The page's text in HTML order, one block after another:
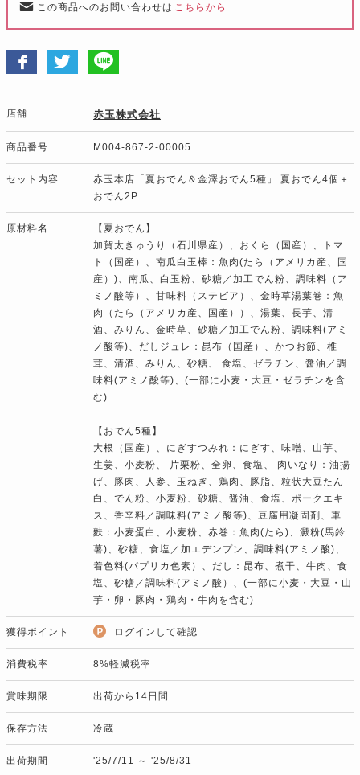
この商品へのお問い合わせは こちらから
店舗 赤玉株式会社
商品番号 M004-867-2-00005
セット内容
赤玉本店「夏おでん＆金澤おでん5種」 夏おでん4個＋
おでん2P
原材料名
【夏おでん】
加賀太きゅうり（石川県産）、おくら（国産）、トマ
ト（国産）、南瓜白玉棒：魚肉(たら（アメリカ産、国
産）)、南瓜、白玉粉、砂糖／加工でん粉、調味料（ア
ミノ酸等）、甘味料（ステビア）、金時草湯葉巻：魚
肉（たら（アメリカ産、国産））、湯葉、長芋、清
酒、みりん、金時草、砂糖／加工でん粉、調味料(アミ
ノ酸等)、だしジュレ：昆布（国産）、かつお節、椎
茸、清酒、みりん、砂糖、 食塩、ゼラチン、醤油／調
味料(アミノ酸等)、(一部に小麦・大豆・ゼラチンを含
む)
【おでん5種】
大根（国産）、にぎすつみれ：にぎす、味噌、山芋、
生姜、小麦粉、 片栗粉、全卵、食塩、 肉いなり：油揚
げ、豚肉、人参、玉ねぎ、鶏肉、豚脂、粒状大豆たん
白、でん粉、小麦粉、砂糖、醤油、食塩、ポークエキ
ス、香辛料／調味料(アミノ酸等)、豆腐用凝固剤、車
麩：小麦蛋白、小麦粉、赤巻：魚肉(たら)、澱粉(馬鈴
薯)、砂糖、食塩／加エデンプン、調味料(アミノ酸)、
着色料(パプリカ色素）、だし：昆布、煮干、牛肉、食
塩、砂糖／調味料(アミノ酸）、(一部に小麦・大豆・山
芋・卵・豚肉・鶏肉・牛肉を含む)
獲得ポイント ログインして確認
消費税率 8%軽減税率
賞味期限 出荷から14日間
保存方法 冷蔵
出荷期間 '25/7/11 ～ '25/8/31